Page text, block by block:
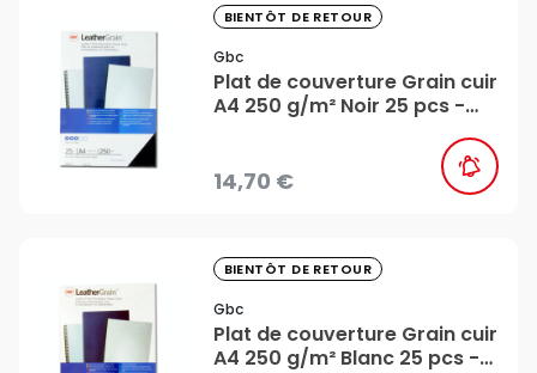
BIENTÔT DE RETOUR
Gbc
Plat de couverture Grain cuir
A4 250 g/m² Noir 25 pcs -
14,70 €
BIENTÔT DE RETOUR
Gbc
Plat de couverture Grain cuir
A4 250 g/m² Blanc 25 pcs -